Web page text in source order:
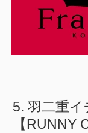
羽二重
【RUNNY